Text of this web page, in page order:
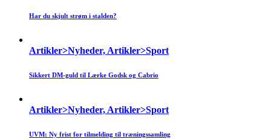
Har du skjult strøm i stalden?
Artikler>Nyheder, Artikler>Sport
Sikkert DM-guld til Lærke Godsk og Cabrio
Artikler>Nyheder, Artikler>Sport
UVM: Ny frist for tilmelding til træningssamling